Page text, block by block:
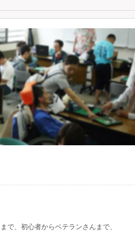
で、初心者からベテランさんまで、